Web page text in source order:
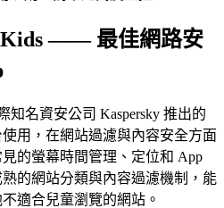
Kids —— 最佳網路安
知名資安公司 Kaspersky 推出的
用，在網站過濾與內容安全方面
的螢幕時間管理、定位和 App
的網站分類與內容過濾機制，能
適合兒童瀏覽的網站。